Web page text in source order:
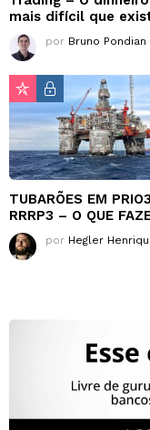
mais difícil que
por Bruno Pondian
TUBARÕES EM
RRRP3 – O QUE
por Hegler